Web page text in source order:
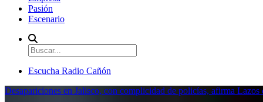
Pasión
Escenario
Escucha Radio Cañón
Desapariciones en Jalisco, con complicidad de policías, afirma Lazos